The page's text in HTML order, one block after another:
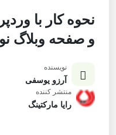
نحوه کار با
و صفحه وبلاگ
نویسنده
آرزو یوسفی
منتشر کننده
رایا مارکتینگ